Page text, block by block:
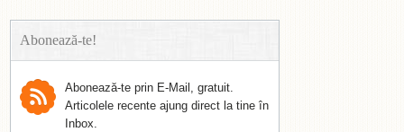
Abonează-te!
Abonează-te prin E-Mail, gratuit.
Articolele recente ajung direct la tine în
Inbox.